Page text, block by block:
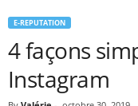
E-REPUTATION
4 façons
Instagram